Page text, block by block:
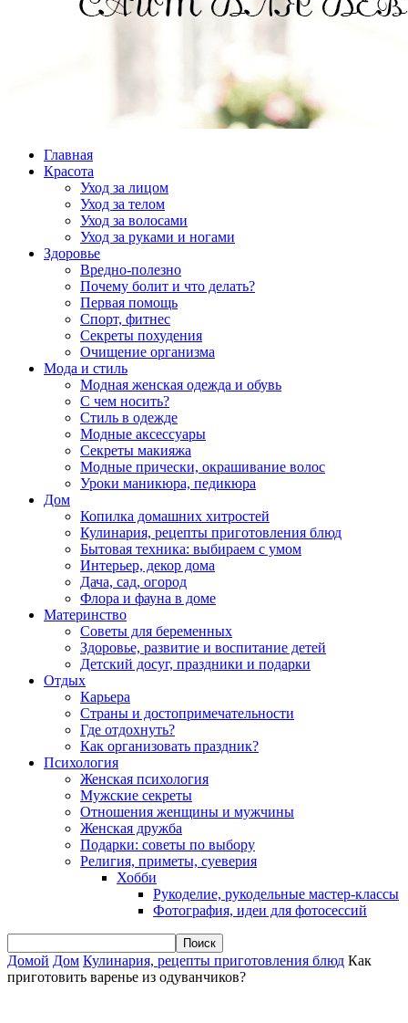
Главная
Красота
Уход за лицом
Уход за телом
Уход за волосами
Уход за руками и ногами
Здоровье
Вредно-полезно
Почему болит и что делать?
Первая помощь
Спорт, фитнес
Секреты похудения
Очищение организма
Мода и стиль
Модная женская одежда и обувь
С чем носить?
Стиль в одежде
Модные аксессуары
Секреты макияжа
Модные прически, окрашивание волос
Уроки маникюра, педикюра
Дом
Копилка домашних хитростей
Кулинария, рецепты приготовления блюд
Бытовая техника: выбираем с умом
Интерьер, декор дома
Дача, сад, огород
Флора и фауна в доме
Материнство
Советы для беременных
Здоровье, развитие и воспитание детей
Детский досуг, праздники и подарки
Отдых
Карьера
Страны и достопримечательности
Где отдохнуть?
Как организовать праздник?
Психология
Женская психология
Мужские секреты
Отношения женщины и мужчины
Женская дружба
Подарки: советы по выбору
Религия, приметы, суеверия
Хобби
Рукоделие, рукодельные мастер-классы
Фотография, идеи для фотосессий
Домой Дом Кулинария, рецепты приготовления блюд Как
приготовить варенье из одуванчиков?